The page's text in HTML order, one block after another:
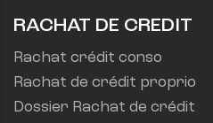
RACHAT DE CREDIT
Rachat crédit conso
Rachat de crédit proprio
Dossier Rachat de crédit